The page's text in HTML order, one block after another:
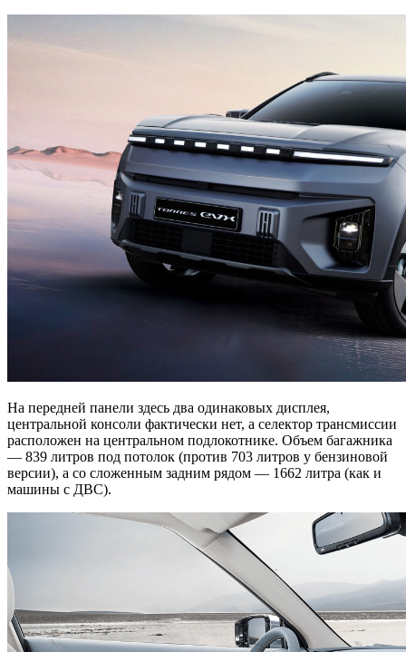
На передней панели здесь два одинаковых дисплея,
центральной консоли фактически нет, а селектор трансмиссии
расположен на центральном подлокотнике. Объем багажника
— 839 литров под потолок (против 703 литров у бензиновой
версии), а со сложенным задним рядом — 1662 литра (как и
машины с ДВС).